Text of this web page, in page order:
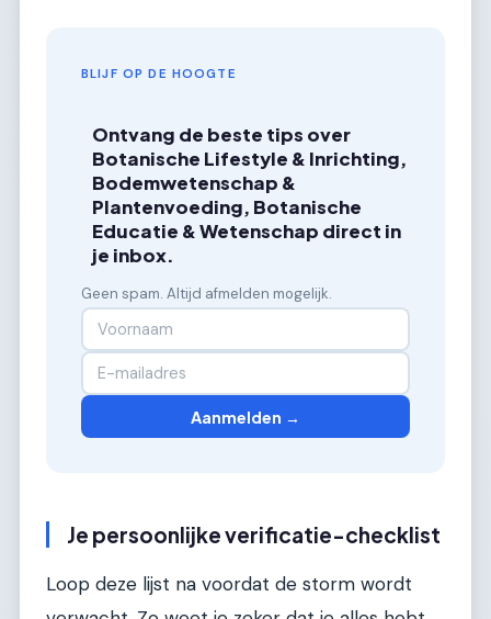
BLIJF OP DE HOOGTE
Ontvang de beste tips over
Botanische Lifestyle & Inrichting,
Bodemwetenschap &
Plantenvoeding, Botanische
Educatie & Wetenschap direct in
je inbox.
Geen spam. Altijd afmelden mogelijk.
Aanmelden →
Je persoonlijke verificatie-checklist
Loop deze lijst na voordat de storm wordt